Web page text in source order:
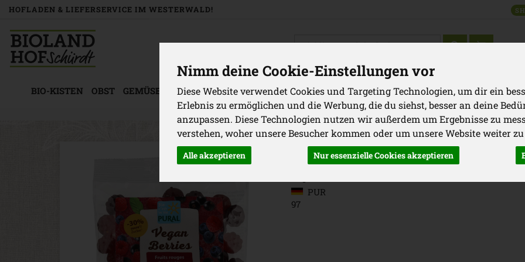
Nimm deine Cookie-Einstellungen vor
Diese Website verwendet Cookies und Targeting Technologien, um dir ein
Erlebnis zu ermöglichen und die Werbung, die du siehst, besser an deine
anzupassen. Diese Technologien nutzen wir außerdem um Ergebnisse zu
verstehen, woher unsere Besucher kommen oder um unsere Website weiter
Alle akzeptieren Nur essenzielle Cookies akzeptieren
HOFLADEN & LIEFERSERVICE IM WESTERWALD!
BIO-KISTEN OBST GEMÜSE KÜHLWAREN BACKWAREN GRILLEN VORRATSKAMMER GETRÄNKE
Produkte Vorratskammer
Vegan Berries Fruchtgummi
PUR
97